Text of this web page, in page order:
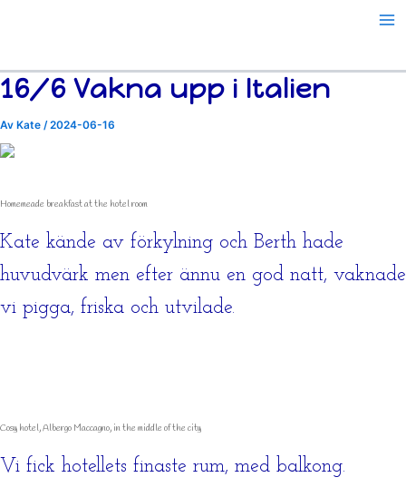
16/6 Vakna upp i Italien
Av Kate /2024-06-16
Homemeade breakfast at the hotel room
Kate kände av förkylning och Berth hade
huvudvärk men efter ännu en god natt, vaknade
vi pigga, friska och utvilade.
Cosy hotel, Albergo Maccagno, in the middle of the city
Vi fick hotellets finaste rum, med balkong.